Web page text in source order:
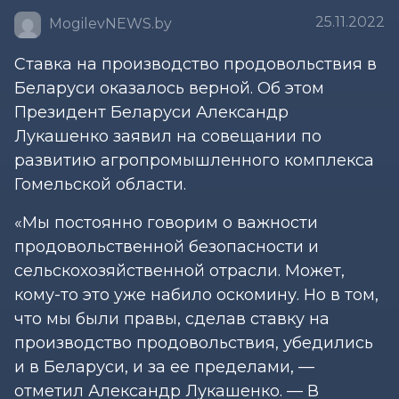
MogilevNEWS.by 25.11.2022
Ставка на производство продовольствия в
Беларуси оказалось верной. Об этом
Президент Беларуси Александр
Лукашенко заявил на совещании по
развитию агропромышленного комплекса
Гомельской области.
«Мы постоянно говорим о важности
продовольственной безопасности и
сельскохозяйственной отрасли. Может,
кому-то это уже набило оскомину. Но в том,
что мы были правы, сделав ставку на
производство продовольствия, убедились
и в Беларуси, и за ее пределами, —
отметил Александр Лукашенко. — В